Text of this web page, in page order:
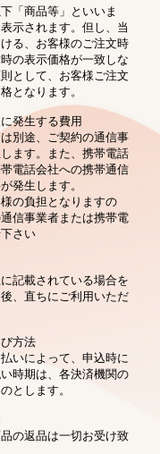
「商品等」といいま
示されます。但し、当
る、お客様のご注文時
の表示価格が一致しな
として、お客様ご注文
となります。
発生する費用
別途、ご契約の通信事
ます。また、携帯電話
電話会社への携帯通信
発生します。
の負担となりますの
信事業者または携帯電
さい
記載されている場合を
、直ちにご利用いただ
方法
いによって、申込時に
時期は、各決済機関の
とします。
の返品は一切お受け致